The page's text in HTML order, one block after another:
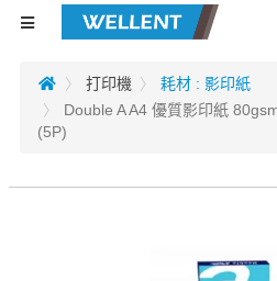
打印機
耗材 : 影印紙
Double A A4 優質影印紙
(5P)